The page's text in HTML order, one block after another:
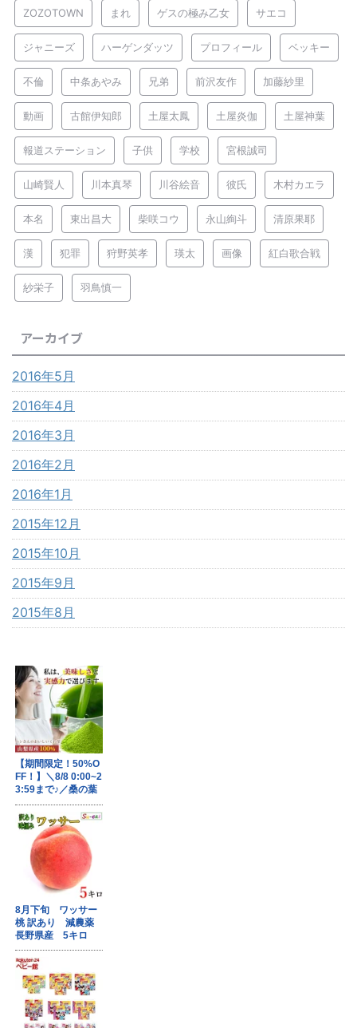
ZOZOTOWN まれ ゲスの極み乙女 サエコ
ジャニーズ ハーゲンダッツ プロフィール ベッキー
不倫 中条あやみ 兄弟 前沢友作 加藤紗里
動画 古館伊知郎 土屋太鳳 土屋炎伽 土屋神葉
報道ステーション 子供 学校 宮根誠司
山崎賢人 川本真琴 川谷絵音 彼氏 木村カエラ
本名 東出昌大 柴咲コウ 永山絢斗 清原果耶
漢 犯罪 狩野英孝 瑛太 画像 紅白歌合戦
紗栄子 羽鳥慎一
アーカイブ
2016年5月
2016年4月
2016年3月
2016年2月
2016年1月
2015年12月
2015年10月
2015年9月
2015年8月